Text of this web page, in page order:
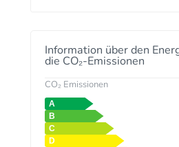
Information über den
die CO₂-Emissionen
CO₂ Emissionen